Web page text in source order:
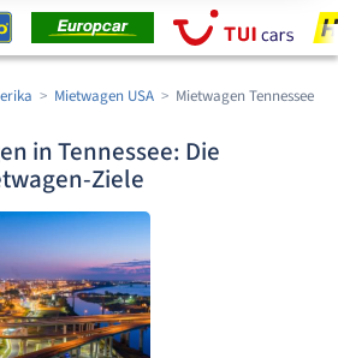
Mietwagen USA Mietwagen Tennessee
in Tennessee: Die
Ziele